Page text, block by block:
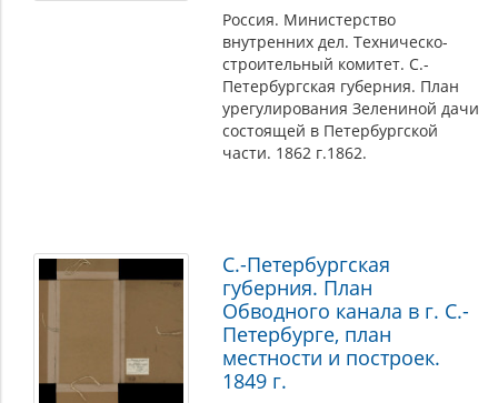
Россия. Министерство
внутренних дел. Техническо-
строительный комитет. С.-
Петербургская губерния. План
урегулирования Зелениной дачи
состоящей в Петербургской
части. 1862 г.1862.
С.-Петербургская
губерния. План
Обводного канала в г. С.-
Петербурге, план
местности и построек.
1849 г.